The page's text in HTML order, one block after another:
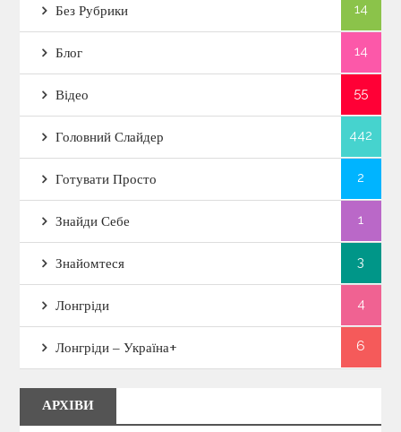
Без Рубрики 14
Блог 14
Відео 55
Головний Слайдер 442
Готувати Просто 2
Знайди Себе 1
Знайомтеся 3
Лонгріди 4
Лонгріди – Україна+ 6
АРХІВИ